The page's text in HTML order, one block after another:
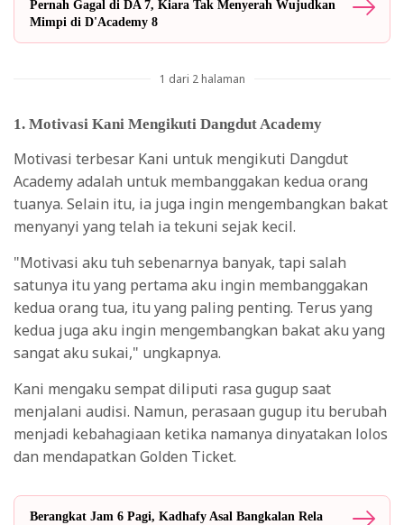
Pernah Gagal di DA 7, Kiara Tak Menyerah Wujudkan
Mimpi di D'Academy 8
1 dari 2 halaman
1. Motivasi Kani Mengikuti Dangdut Academy
Motivasi terbesar Kani untuk mengikuti Dangdut
Academy adalah untuk membanggakan kedua orang
tuanya. Selain itu, ia juga ingin mengembangkan bakat
menyanyi yang telah ia tekuni sejak kecil.
"Motivasi aku tuh sebenarnya banyak, tapi salah
satunya itu yang pertama aku ingin membanggakan
kedua orang tua, itu yang paling penting. Terus yang
kedua juga aku ingin mengembangkan bakat aku yang
sangat aku sukai," ungkapnya.
Kani mengaku sempat diliputi rasa gugup saat
menjalani audisi. Namun, perasaan gugup itu berubah
menjadi kebahagiaan ketika namanya dinyatakan lolos
dan mendapatkan Golden Ticket.
Berangkat Jam 6 Pagi, Kadhafy Asal Bangkalan Rela